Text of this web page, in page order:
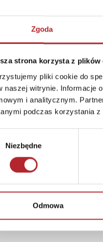
Zgoda
strona korzysta z plików
pliki cookie do
naszej witrynie. Informacje
i analitycznym.
podczas korzystania z
Niezbędne
Odmowa
18
Produkcyjny ALEXANDER
19